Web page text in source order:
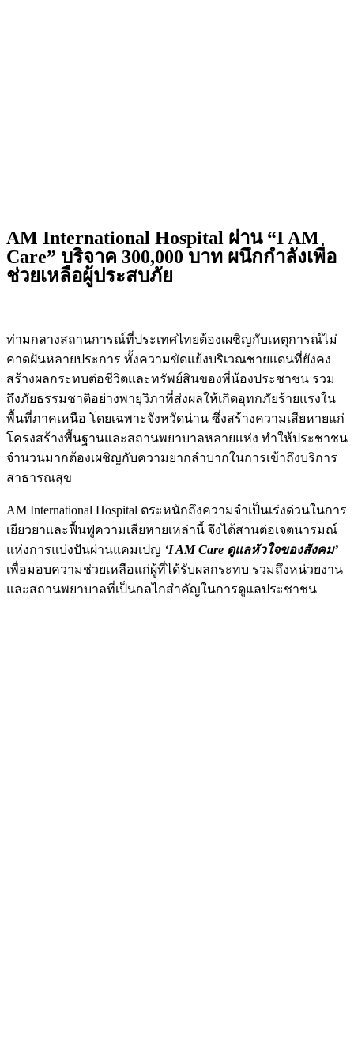
AM International Hospital ผ่าน “I AM
Care” บริจาค 300,000 บาท ผนึกกำลังเพื่อ
ช่วยเหลือผู้ประสบภัย
ท่ามกลางสถานการณ์ที่ประเทศไทยต้องเผชิญกับเหตุการณ์ไม่
คาดฝันหลายประการ ทั้งความขัดแย้งบริเวณชายแดนที่ยังคง
สร้างผลกระทบต่อชีวิตและทรัพย์สินของพี่น้องประชาชน รวม
ถึงภัยธรรมชาติอย่างพายุวิภาที่ส่งผลให้เกิดอุทกภัยร้ายแรงใน
พื้นที่ภาคเหนือ โดยเฉพาะจังหวัดน่าน ซึ่งสร้างความเสียหายแก่
โครงสร้างพื้นฐานและสถานพยาบาลหลายแห่ง ทำให้ประชาชน
จำนวนมากต้องเผชิญกับความยากลำบากในการเข้าถึงบริการ
สาธารณสุข
AM International Hospital ตระหนักถึงความจำเป็นเร่งด่วนในการ
เยียวยาและฟื้นฟูความเสียหายเหล่านี้ จึงได้สานต่อเจตนารมณ์
แห่งการแบ่งปันผ่านแคมเปญ ‘I AM Care ดูแลหัวใจของสังคม’
เพื่อมอบความช่วยเหลือแก่ผู้ที่ได้รับผลกระทบ รวมถึงหน่วยงาน
และสถานพยาบาลที่เป็นกลไกสำคัญในการดูแลประชาชน